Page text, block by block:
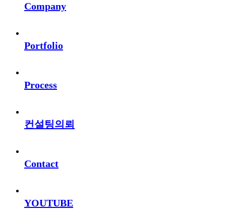
Company
Portfolio
Process
컨설팅의뢰
Contact
YOUTUBE